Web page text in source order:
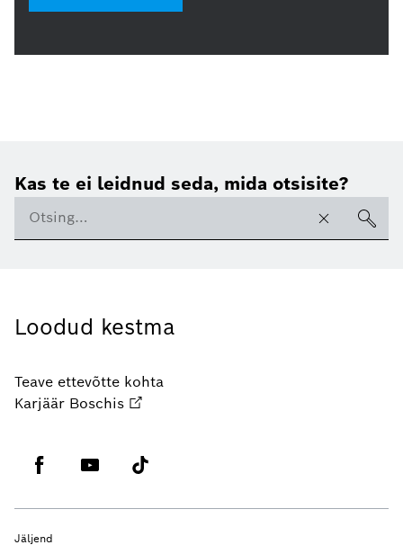
Kas te ei leidnud seda, mida otsisite?
Loodud kestma
Teave ettevõtte kohta
Karjäär Boschis
Jäljend